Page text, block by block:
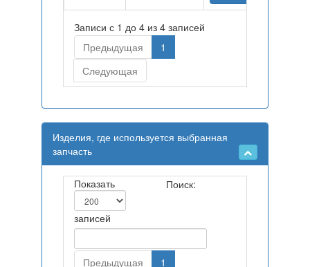
Записи с 1 до 4 из 4 записей
Предыдущая
1
Следующая
Изделия, где используется выбранная
запчасть
Показать
записей
Поиск:
Предыдущая 1